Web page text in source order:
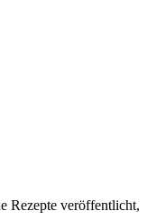
Rezepte veröffentlicht,